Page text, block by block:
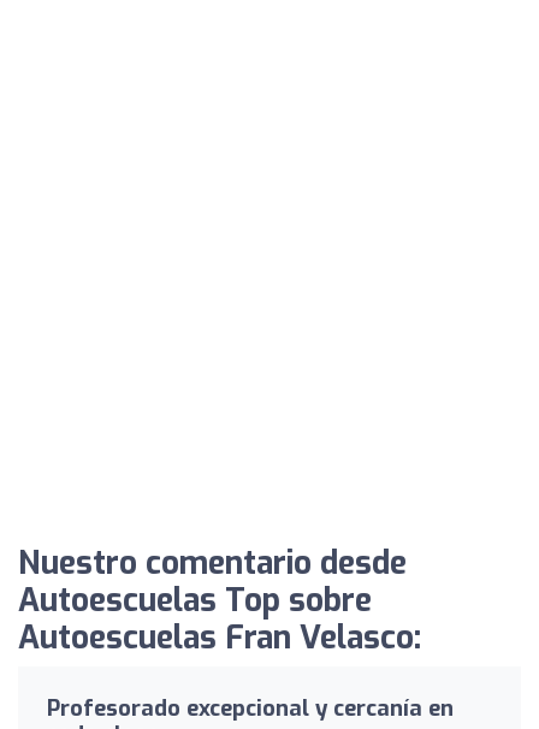
Nuestro comentario desde
Autoescuelas Top sobre
Autoescuelas Fran Velasco:
Profesorado excepcional y cercanía en